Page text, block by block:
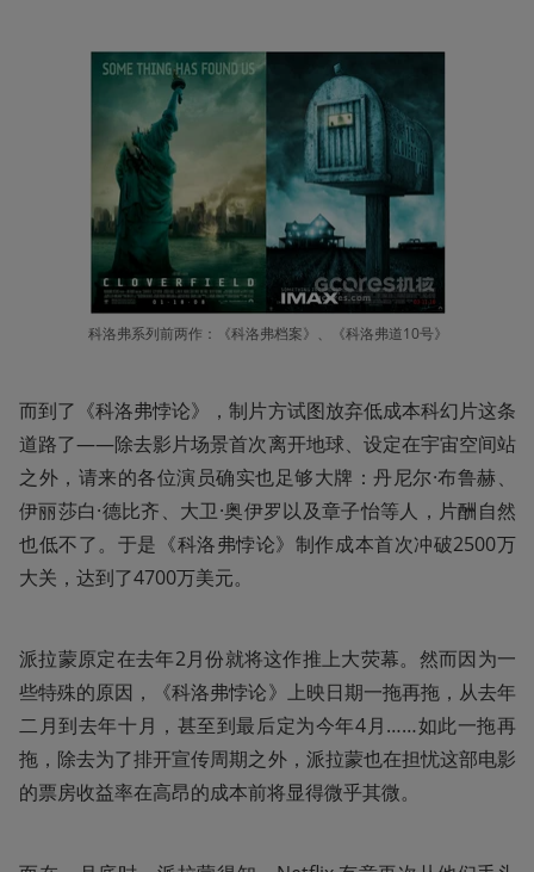
科洛弗系列前两作：《科洛弗档案》、《科洛弗道10号》
而到了《科洛弗悖论》，制片方试图放弃低成本科幻片这条
道路了——除去影片场景首次离开地球、设定在宇宙空间站
之外，请来的各位演员确实也足够大牌：丹尼尔·布鲁赫、
伊丽莎白·德比齐、大卫·奥伊罗以及章子怡等人，片酬自然
也低不了。于是《科洛弗悖论》制作成本首次冲破2500万
大关，达到了4700万美元。
派拉蒙原定在去年2月份就将这作推上大荧幕。然而因为一
些特殊的原因，《科洛弗悖论》上映日期一拖再拖，从去年
二月到去年十月，甚至到最后定为今年4月……如此一拖再
拖，除去为了排开宣传周期之外，派拉蒙也在担忧这部电影
的票房收益率在高昂的成本前将显得微乎其微。